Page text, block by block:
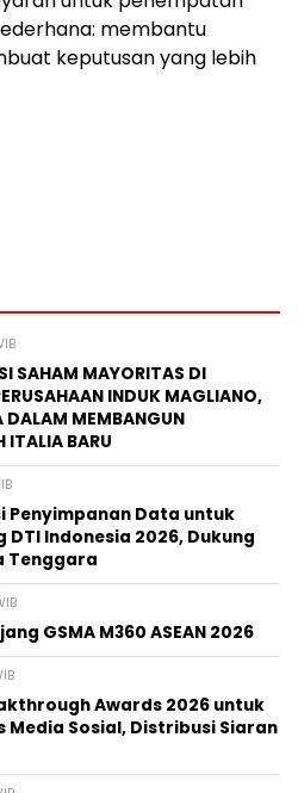
membantu
keputusan yang lebih
SAHAM MAYORITAS DI
INDUK MAGLIANO,
DALAM MEMBANGUN
ITALIA BARU
Penyimpanan Data untuk
DTI Indonesia 2026, Dukung
Tenggara
GSMA M360 ASEAN 2026
Awards 2026 untuk
Media Sosial, Distribusi Siaran